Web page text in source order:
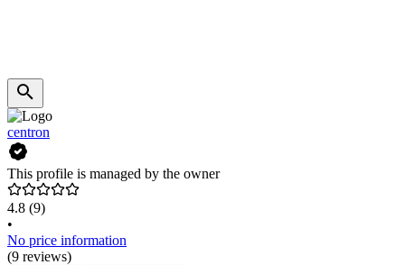
centron
This profile is managed by the owner
4.8 (9)
•
No price information
(9 reviews)